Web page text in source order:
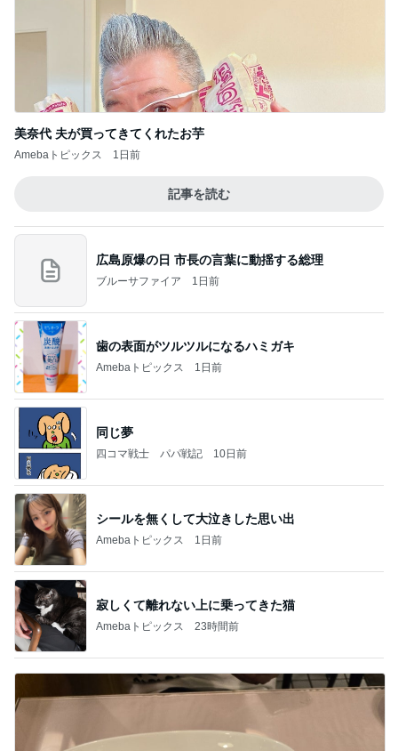
美奈代 夫が買ってきてくれたお芋
Amebaトピックス 1日前
記事を読む
広島原爆の日 市長の言葉に動揺する総理
ブルーサファイア 1日前
歯の表面がツルツルになるハミガキ
Amebaトピックス 1日前
同じ夢
四コマ戦士 パパ戦記 10日前
シールを無くして大泣きした思い出
Amebaトピックス 1日前
寂しくて離れない上に乗ってきた猫
Amebaトピックス 23時間前